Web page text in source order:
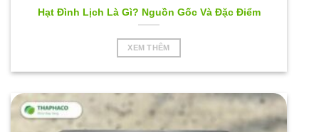
Hạt Đình Lịch Là Gì? Nguồn Gốc Và Đặc Điểm
XEM THÊM